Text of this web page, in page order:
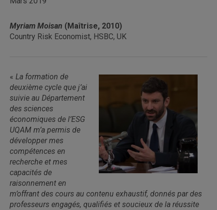
Myriam Moisan (Maîtrise, 2010)
Country Risk Economist, HSBC, UK
« La formation de
deuxième cycle que j’ai
suivie au Département
des sciences
économiques de l’ESG
UQAM m’a permis de
développer mes
compétences en
recherche et mes
capacités de
raisonnement en
m’offrant des cours au contenu exhaustif, donnés par des
professeurs engagés, qualifiés et soucieux de la réussite